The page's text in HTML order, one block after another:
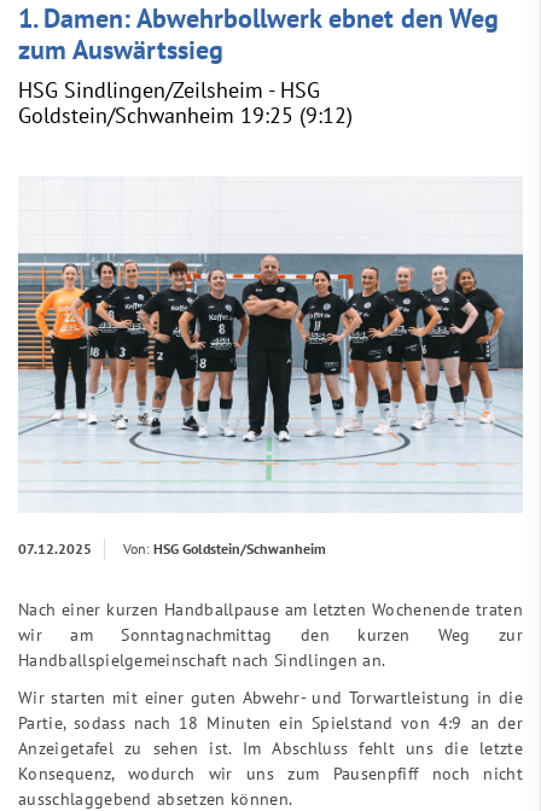
1. Damen: Abwehrbollwerk ebnet den Weg
zum Auswärtssieg
HSG Sindlingen/Zeilsheim - HSG
Goldstein/Schwanheim 19:25 (9:12)
07.12.2025 Von: HSG Goldstein/Schwanheim
Nach einer kurzen Handballpause am letzten Wochenende traten
wir am Sonntagnachmittag den kurzen Weg zur
Handballspielgemeinschaft nach Sindlingen an.
Wir starten mit einer guten Abwehr- und Torwartleistung in die
Partie, sodass nach 18 Minuten ein Spielstand von 4:9 an der
Anzeigetafel zu sehen ist. Im Abschluss fehlt uns die letzte
Konsequenz, wodurch wir uns zum Pausenpfiff noch nicht
ausschlaggebend absetzen können.